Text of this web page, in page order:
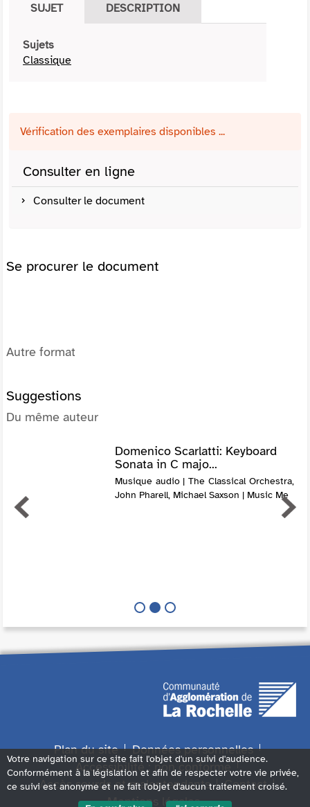
SUJET DESCRIPTION
Sujets
Classique
Vérification des exemplaires disponibles ...
Consulter en ligne
Consulter le document
Se procurer le document
Autre format
Suggestions
Du même auteur
Domenico Scarlatti: Keyboard
Sonata in C majo...
Musique audio | The Classical Orchestra,
John Pharell, Michael Saxson | Music Me
Plan du site
Données personnelles
Accessibilité : non conforme
Accès sourds et malentendants
Contact
Mentions légales
Votre navigation sur ce site fait l'objet d'un suivi d'audience.
Conformément à la législation et afin de respecter votre vie privée,
ce suivi est anonyme et ne fait l'objet d'aucun traitement croisé.